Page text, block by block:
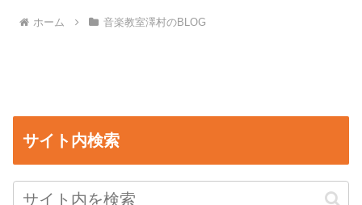
ホーム 音楽教室澤村のBLOG
サイト内検索